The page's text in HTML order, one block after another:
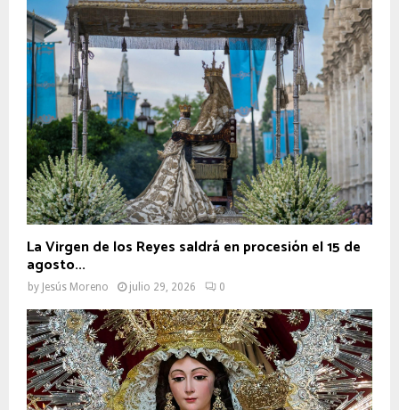
La Virgen de los Reyes saldrá en procesión el 15 de
agosto...
by Jesús Moreno julio 29, 2026 0